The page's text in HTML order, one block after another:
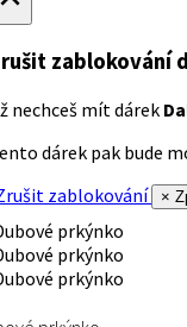
zablokování
nechceš mít dárek
dárek pak bude
zablokování
×